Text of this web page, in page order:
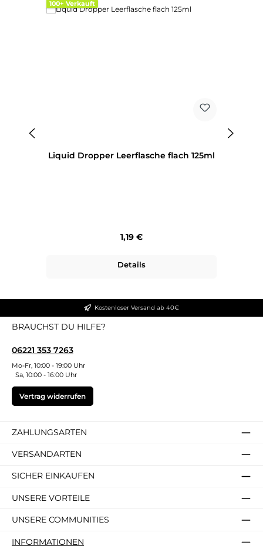
100+ Verkauft
Liquid Dropper Leerflasche flach 125ml
Regulärer Preis:
1,19 €
Details
Kostenloser Versand ab 40€
BRAUCHST DU HILFE?
06221 353 7263
Mo-Fr, 10:00 - 19:00 Uhr
Sa, 10:00 - 16:00 Uhr
Vertrag widerrufen
ZAHLUNGSARTEN
VERSANDARTEN
SICHER EINKAUFEN
UNSERE VORTEILE
UNSERE COMMUNITIES
INFORMATIONEN